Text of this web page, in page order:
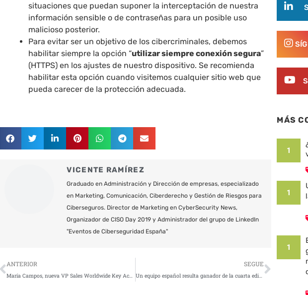
situaciones que puedan suponer la interceptación de nuestra
información sensible o de contraseñas para un posible uso
malicioso posterior.
Para evitar ser un objetivo de los cibercriminales, debemos
habilitar siempre la opción “utilizar siempre conexión segura”
(HTTPS) en los ajustes de nuestro dispositivo. Se recomienda
habilitar esta opción cuando visitemos cualquier sitio web que
pueda carecer de la protección adecuada.
VICENTE RAMÍREZ
Graduado en Administración y Dirección de empresas, especializado
en Marketing, Comunicación, Ciberderecho y Gestión de Riesgos para
Ciberseguros. Director de Marketing en CyberSecurity News,
Organizador de CISO Day 2019 y Administrador del grupo de LinkedIn
"Eventos de Ciberseguridad España"
Ant
ANTERIOR
María Campos, nueva VP Sales Worldwide Key Account, MSSP y Telcos de Panda Security
SEGUE
Un equipo español resulta ganador de la cuarta edición de los International CyberEx 2018
MÁS
1
1
1